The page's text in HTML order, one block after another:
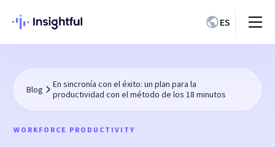
ES
Blog
En sincronía con el éxito: un plan para la
productividad con el método de los 18 minutos
WORKFORCE PRODUCTIVITY